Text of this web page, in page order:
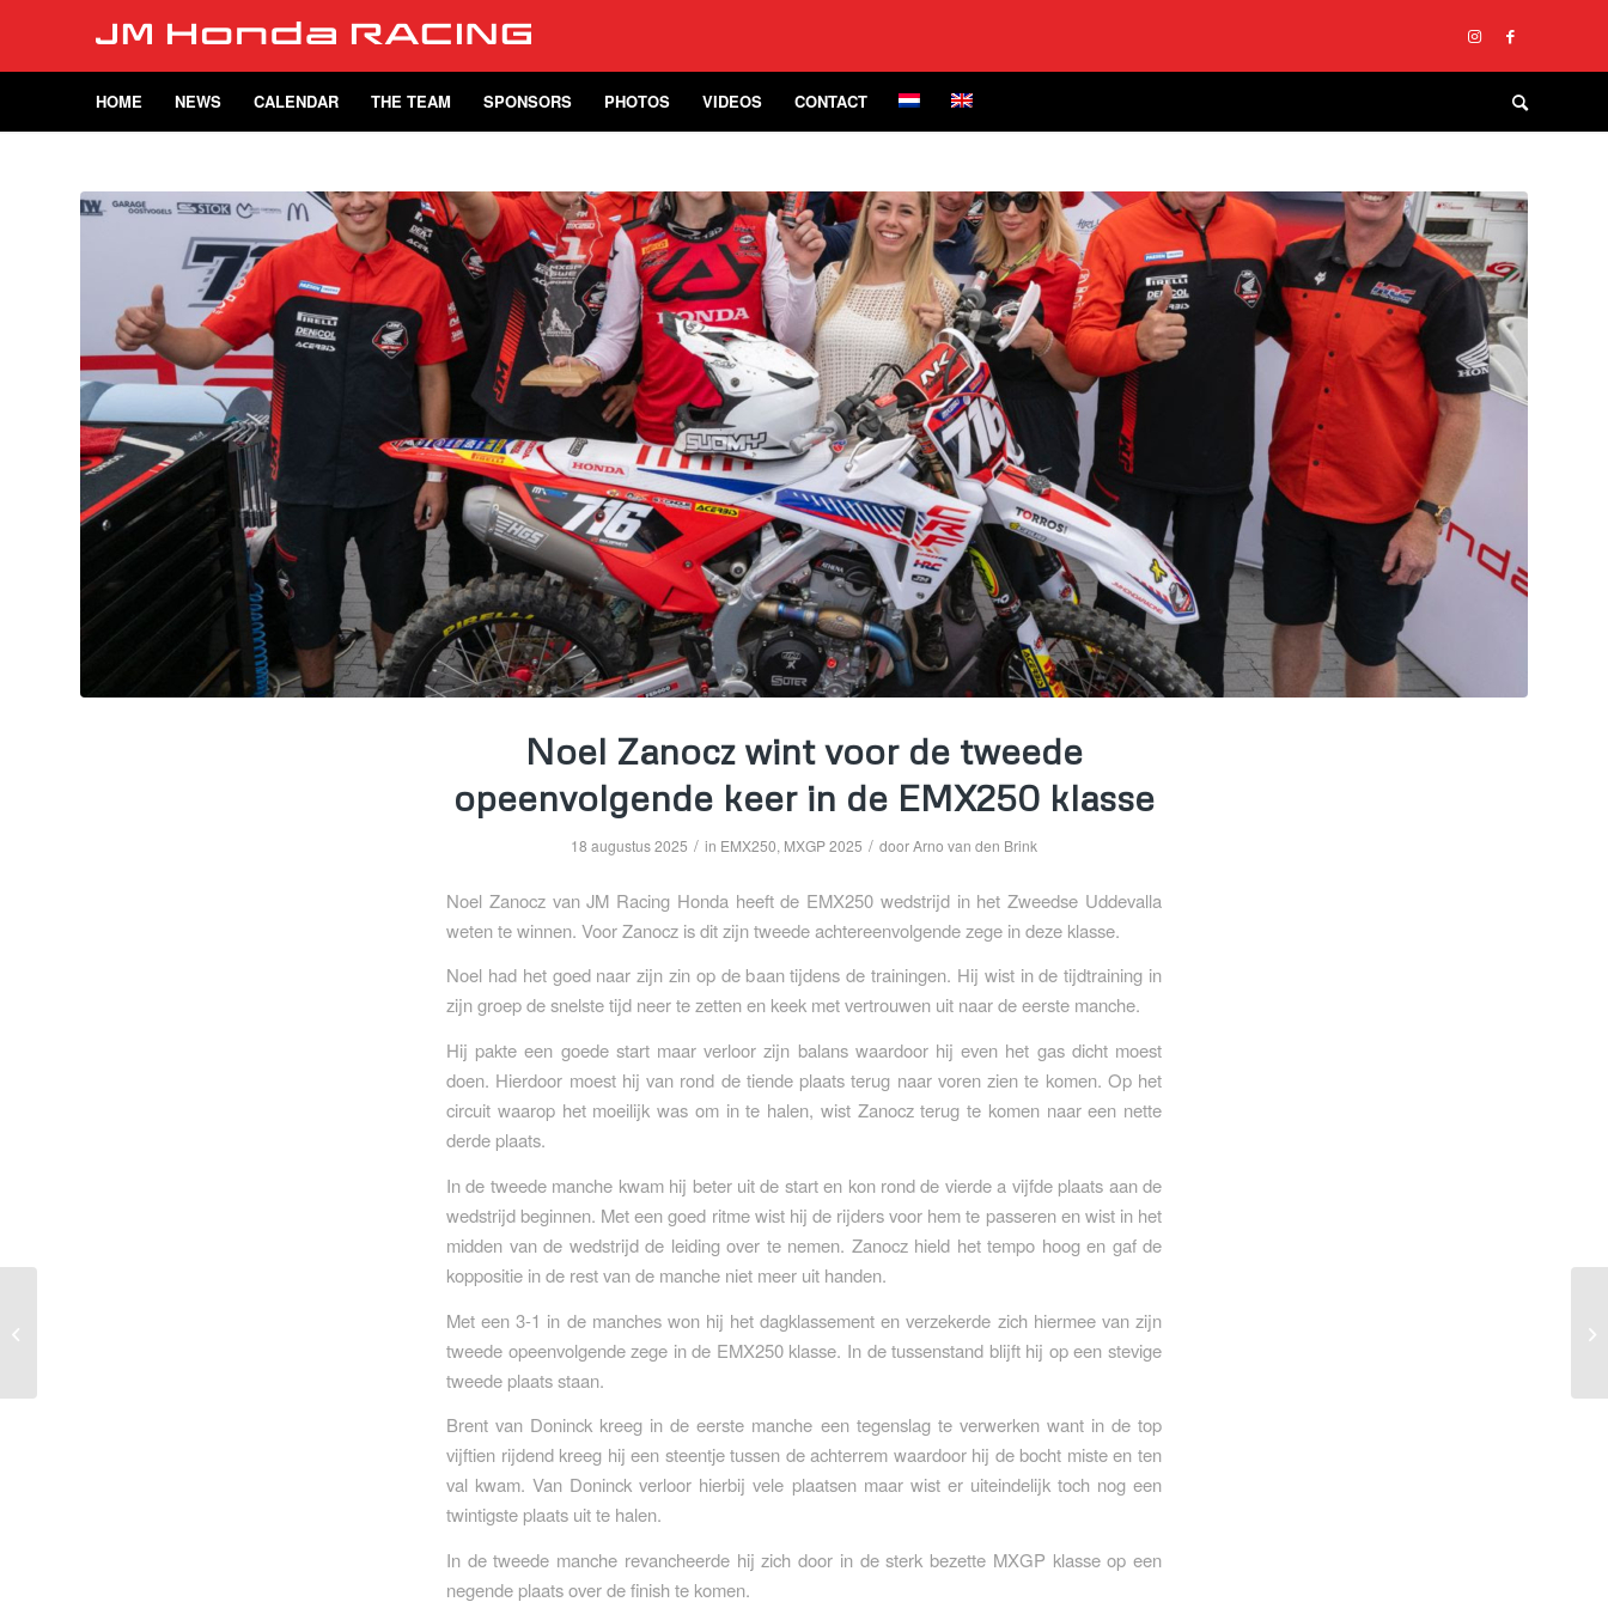
HOME NEWS CALENDAR THE TEAM SPONSORS PHOTOS VIDEOS CONTACT
Noel Zanocz wint voor de tweede
opeenvolgende keer in de EMX250 klasse
18 augustus 2025 / in EMX250, MXGP 2025 / doorArno van den Brink
Noel Zanocz van JM Racing Honda heeft de EMX250 wedstrijd in het Zweedse Uddevalla
weten te winnen. Voor Zanocz is dit zijn tweede achtereenvolgende zege in deze klasse.
Noel had het goed naar zijn zin op de baan tijdens de trainingen. Hij wist in de tijdtraining in
zijn groep de snelste tijd neer te zetten en keek met vertrouwen uit naar de eerste manche.
Hij pakte een goede start maar verloor zijn balans waardoor hij even het gas dicht moest
doen. Hierdoor moest hij van rond de tiende plaats terug naar voren zien te komen. Op het
circuit waarop het moeilijk was om in te halen, wist Zanocz terug te komen naar een nette
derde plaats.
In de tweede manche kwam hij beter uit de start en kon rond de vierde a vijfde plaats aan de
wedstrijd beginnen. Met een goed ritme wist hij de rijders voor hem te passeren en wist in het
midden van de wedstrijd de leiding over te nemen. Zanocz hield het tempo hoog en gaf de
koppositie in de rest van de manche niet meer uit handen.
Met een 3-1 in de manches won hij het dagklassement en verzekerde zich hiermee van zijn
tweede opeenvolgende zege in de EMX250 klasse. In de tussenstand blijft hij op een stevige
tweede plaats staan.
Brent van Doninck kreeg in de eerste manche een tegenslag te verwerken want in de top
vijftien rijdend kreeg hij een steentje tussen de achterrem waardoor hij de bocht miste en ten
val kwam. Van Doninck verloor hierbij vele plaatsen maar wist er uiteindelijk toch nog een
twintigste plaats uit te halen.
In de tweede manche revancheerde hij zich door in de sterk bezette MXGP klasse op een
negende plaats over de finish te komen.